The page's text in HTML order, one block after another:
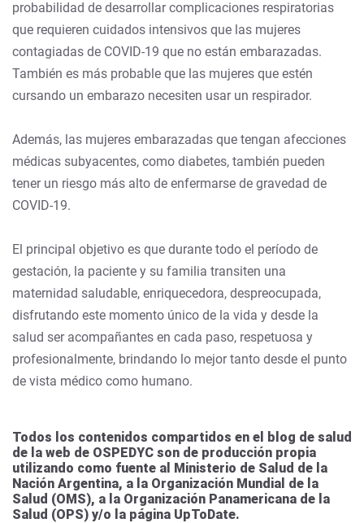
probabilidad de desarrollar complicaciones respiratorias
que requieren cuidados intensivos que las mujeres
contagiadas de COVID-19 que no están embarazadas.
También es más probable que las mujeres que estén
cursando un embarazo necesiten usar un respirador.
Además, las mujeres embarazadas que tengan afecciones
médicas subyacentes, como diabetes, también pueden
tener un riesgo más alto de enfermarse de gravedad de
COVID-19.
El principal objetivo es que durante todo el período de
gestación, la paciente y su familia transiten una
maternidad saludable, enriquecedora, despreocupada,
disfrutando este momento único de la vida y desde la
salud ser acompañantes en cada paso, respetuosa y
profesionalmente, brindando lo mejor tanto desde el punto
de vista médico como humano.
Todos los contenidos compartidos en el blog de salud
de la web de OSPEDYC son de producción propia
utilizando como fuente al Ministerio de Salud de la
Nación Argentina, a la Organización Mundial de la
Salud (OMS), a la Organización Panamericana de la
Salud (OPS) y/o la página UpToDate.